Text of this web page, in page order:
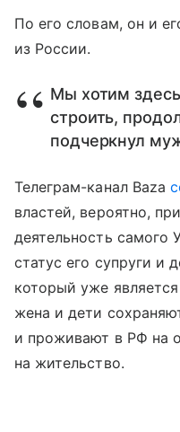
По его словам, он и
из России.
Мы хотим
строить,
подчеркнул
Телеграм-канал Baza
властей, вероятно,
деятельность самого
статус его супруги и
который уже
жена и дети
и проживают в РФ на
на жительство.